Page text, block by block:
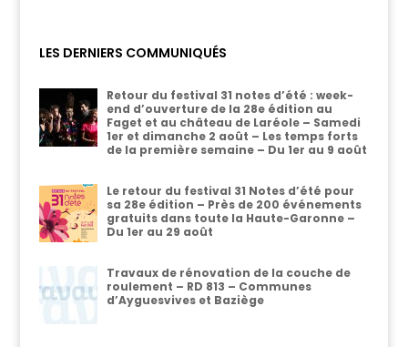
LES DERNIERS COMMUNIQUÉS
Retour du festival 31 notes d’été : week-
end d’ouverture de la 28e édition au
Faget et au château de Laréole – Samedi
1er et dimanche 2 août – Les temps forts
de la première semaine – Du 1er au 9 août
Le retour du festival 31 Notes d’été pour
sa 28e édition – Près de 200 événements
gratuits dans toute la Haute-Garonne –
Du 1er au 29 août
Travaux de rénovation de la couche de
roulement – RD 813 – Communes
d’Ayguesvives et Baziège